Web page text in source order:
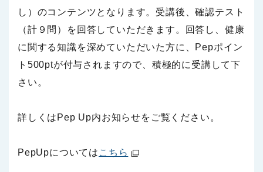
し） のコンテンツとなります。受講後、確認テスト
（計９問）
を回答していただきます。
回答し、健康
に関する知識を深めていただいた方に、 Pepポイン
ト500ptが付与されますので、積極的に受講して下
さい。
詳しくはPep Up内お知らせをご覧ください。
PepUpについては こちら